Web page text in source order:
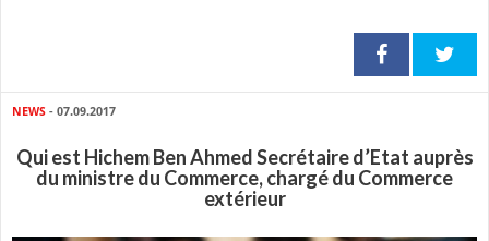
NEWS - 07.09.2017
Qui est Hichem Ben Ahmed Secrétaire d’Etat auprès
du ministre du Commerce, chargé du Commerce
extérieur